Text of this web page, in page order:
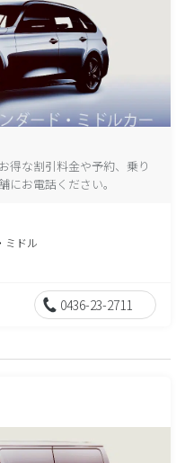
得な割引料金や予約、乗り
お電話ください。
ミドル
0436-23-2711